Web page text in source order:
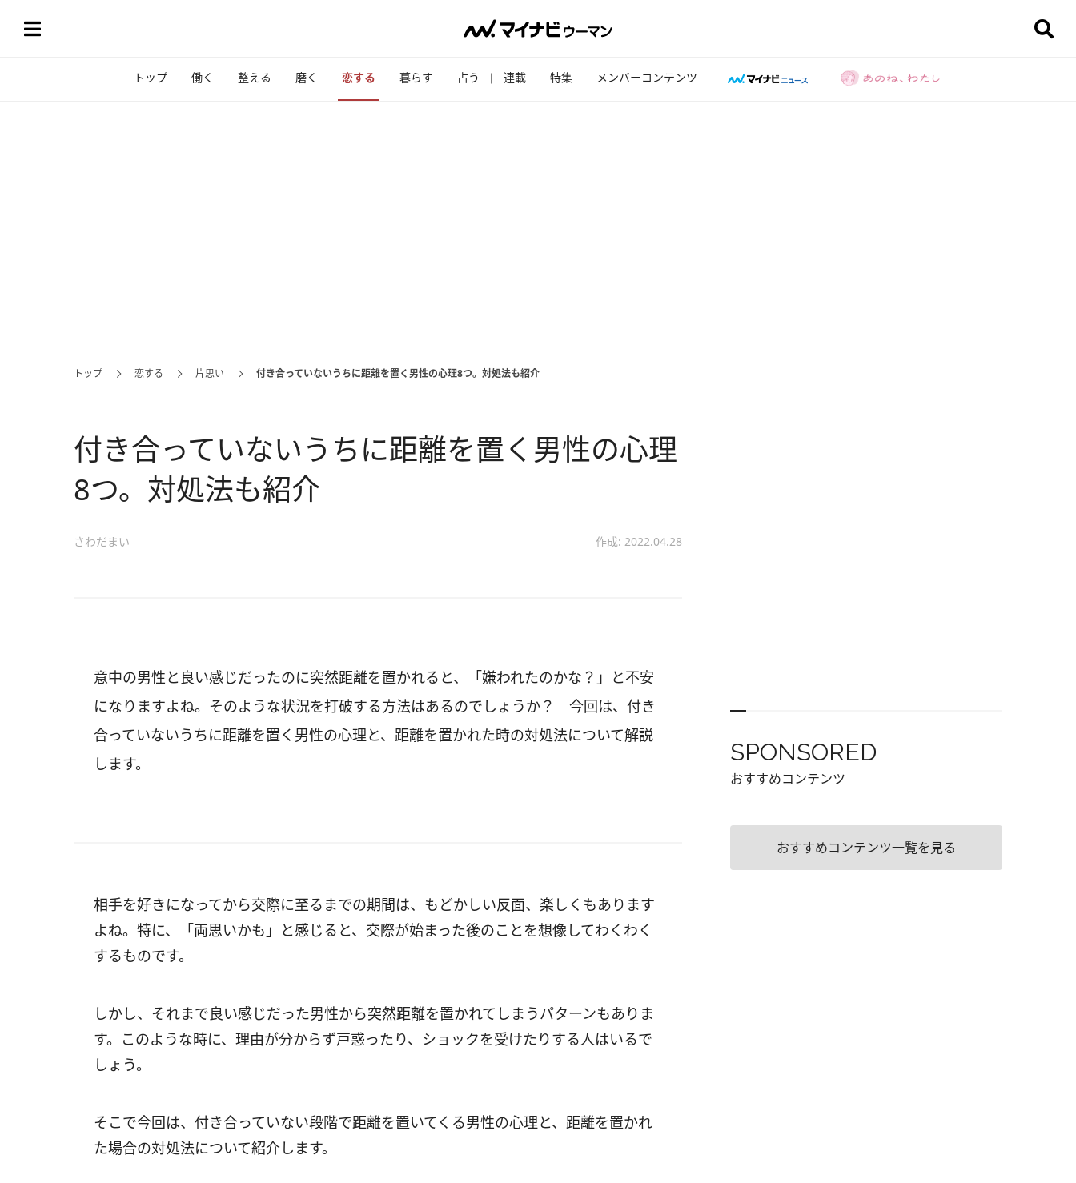
トップ 働く 整える 磨く 恋する 暮らす 占う 連載 特集 メンバーコンテンツ
トップ 恋する 片思い 付き合っていないうちに距離を置く男性の心理8つ。対処法も紹介
付き合っていないうちに距離を置く男性の心理
8つ。対処法も紹介
さわだまい 作成: 2022.04.28
意中の男性と良い感じだったのに突然距離を置かれると、「嫌われたのかな？」と不安
になりますよね。そのような状況を打破する方法はあるのでしょうか？ 今回は、付き
合っていないうちに距離を置く男性の心理と、距離を置かれた時の対処法について解説
します。
相手を好きになってから交際に至るまでの期間は、もどかしい反面、楽しくもあります
よね。特に、「両思いかも」と感じると、交際が始まった後のことを想像してわくわく
するものです。
しかし、それまで良い感じだった男性から突然距離を置かれてしまうパターンもありま
す。このような時に、理由が分からず戸惑ったり、ショックを受けたりする人はいるで
しょう。
そこで今回は、付き合っていない段階で距離を置いてくる男性の心理と、距離を置かれ
た場合の対処法について紹介します。
SPONSORED
おすすめコンテンツ
おすすめコンテンツ一覧を見る